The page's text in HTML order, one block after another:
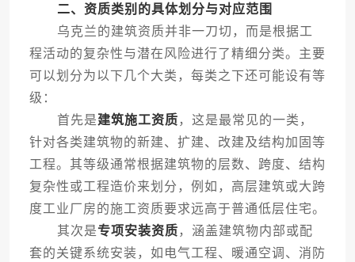
二、资质类别的具体划分与对应范围
乌克兰的建筑资质并非一刀切，而是根据工
程活动的复杂性与潜在风险进行了精细分类。主要
可以划分为以下几个大类，每类之下还可能设有等
级：
首先是建筑施工资质 ，这是最常见的一类，
针对各类建筑物的新建、扩建、改建及结构加固等
工程。其等级通常根据建筑物的层数、跨度、结构
复杂性或工程造价来划分，例如，高层建筑或大跨
度工业厂房的施工资质要求远高于普通低层住宅。
其次是专项安装资质 ，涵盖建筑物内部或配
套的关键系统安装，如电气工程、暖通空调、消防